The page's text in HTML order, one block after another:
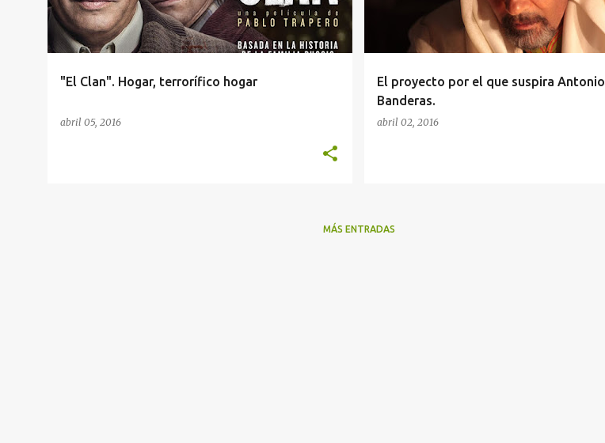
"El Clan". Hogar, terrorífico hogar
abril 05, 2016
El proyecto por el que suspira Antonio
Banderas.
abril 02, 2016
MÁS ENTRADAS